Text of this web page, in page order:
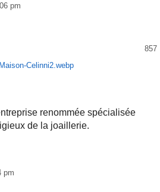
pm
857
renommée spécialisée
de la joaillerie.
pm